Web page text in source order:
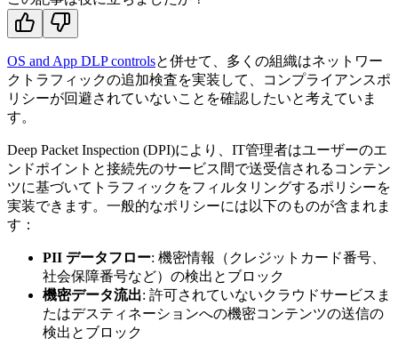
OS and App DLP controlsと併せて、多くの組織はネットワー
クトラフィックの追加検査を実装して、コンプライアンスポ
リシーが回避されていないことを確認したいと考えていま
す。
Deep Packet Inspection (DPI)により、IT管理者はユーザーのエ
ンドポイントと接続先のサービス間で送受信されるコンテン
ツに基づいてトラフィックをフィルタリングするポリシーを
実装できます。一般的なポリシーには以下のものが含まれま
す：
PII データフロー: 機密情報（クレジットカード番号、
社会保障番号など）の検出とブロック
機密データ流出: 許可されていないクラウドサービスま
たはデスティネーションへの機密コンテンツの送信の
検出とブロック